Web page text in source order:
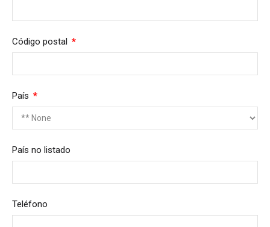
Código postal Required
País Required
País no listado
Teléfono